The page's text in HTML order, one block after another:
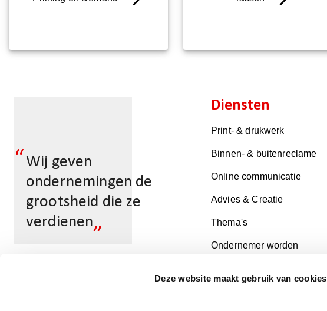
Deze website maakt gebruik van cookies
“ Wij geven
ondernemingen de
grootsheid die ze
verdienen„
Diensten
Print- & drukwerk
Binnen- & buitenreclame
Online communicatie
Advies & Creatie
Thema's
Ondernemer worden